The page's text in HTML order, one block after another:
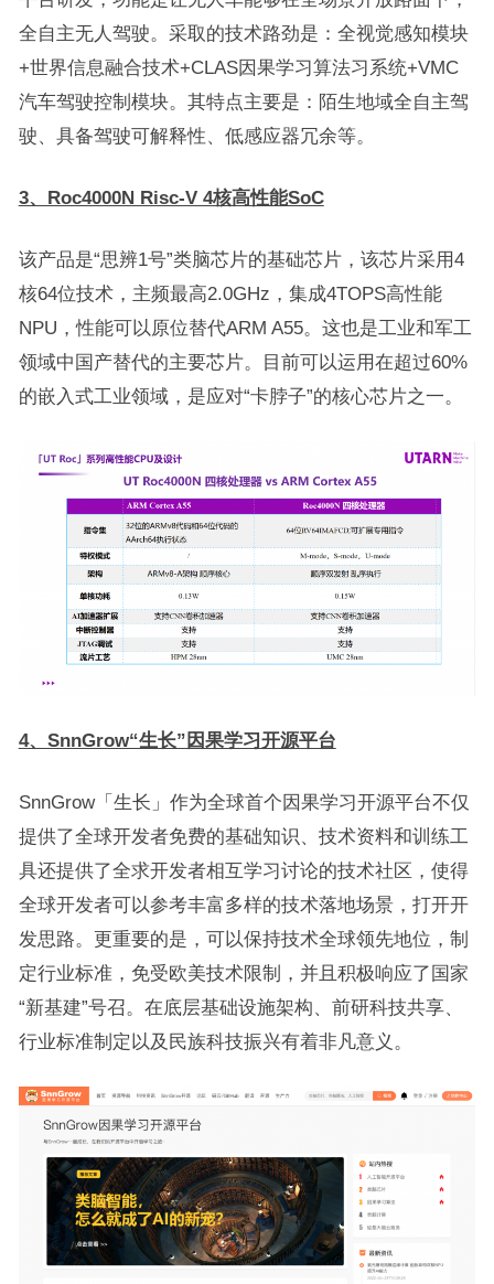
全自主无人驾驶。采取的技术路劲是：全视觉感知模块
+世界信息融合技术+CLAS因果学习算法习系统+VMC
汽车驾驶控制模块。其特点主要是：陌生地域全自主驾
驶、具备驾驶可解释性、低感应器冗余等。
3、Roc4000N Risc-V 4核高性能SoC
该产品是“思辨1号”类脑芯片的基础芯片，该芯片采用4
核64位技术，主频最高2.0GHz，集成4TOPS高性能
NPU，性能可以原位替代ARM A55。这也是工业和军工
领域中国产替代的主要芯片。目前可以运用在超过60%
的嵌入式工业领域，是应对“卡脖子”的核心芯片之一。
4、SnnGrow“生长”因果学习开源平台
SnnGrow「生长」作为全球首个因果学习开源平台不仅
提供了全球开发者免费的基础知识、技术资料和训练工
具还提供了全求开发者相互学习讨论的技术社区，使得
全球开发者可以参考丰富多样的技术落地场景，打开开
发思路。更重要的是，可以保持技术全球领先地位，制
定行业标准，免受欧美技术限制，并且积极响应了国家
“新基建”号召。在底层基础设施架构、前研科技共享、
行业标准制定以及民族科技振兴有着非凡意义。